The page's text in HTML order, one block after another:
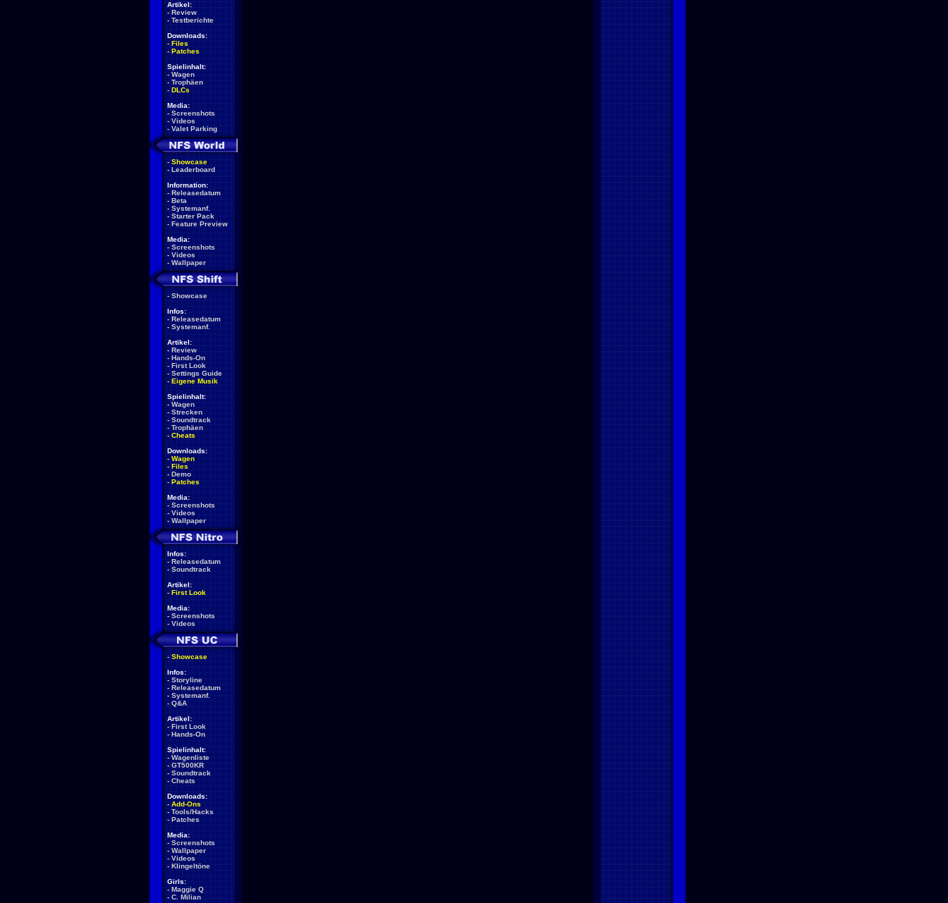
Artikel:
- Review
- Testberichte
Downloads:
- Files
- Patches
Spielinhalt:
- Wagen
- Trophäen
- DLCs
Media:
- Screenshots
- Videos
- Valet Parking
- Showcase
- Leaderboard
Information:
- Releasedatum
- Beta
- Systemanf.
- Starter Pack
- Feature Preview
Media:
- Screenshots
- Videos
- Wallpaper
- Showcase
Infos:
- Releasedatum
- Systemanf.
Artikel:
- Review
- Hands-On
- First Look
- Settings Guide
- Eigene Musik
Spielinhalt:
- Wagen
- Strecken
- Soundtrack
- Trophäen
- Cheats
Downloads:
- Wagen
- Files
- Demo
- Patches
Media:
- Screenshots
- Videos
- Wallpaper
Infos:
- Releasedatum
- Soundtrack
Artikel:
- First Look
Media:
- Screenshots
- Videos
- Showcase
Infos:
- Storyline
- Releasedatum
- Systemanf.
- Q&A
Artikel:
- First Look
- Hands-On
Spielinhalt:
- Wagenliste
- GT500KR
- Soundtrack
- Cheats
Downloads:
- Add-Ons
- Tools/Hacks
- Patches
Media:
- Screenshots
- Wallpaper
- Videos
- Klingeltöne
Girls:
- Maggie Q
- C. Milian